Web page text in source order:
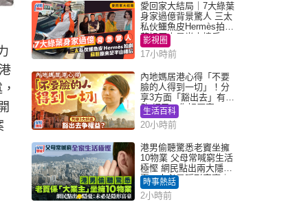
愛回家大結局｜7大綠葉
身家過億背景驚人 三太
私伙鱷魚皮Hermès拍劇
蘇姐原來是半山樓后
影視圈
17小時前
內地媽居港心得「不要
臉的人得到一切」！分
享3方面「豁出去」有著
數 網民：你好厲害
生活百科
20小時前
港男偷聽驚悉老竇坐擁
10物業 父母常喊窮生活
極慳 網民點出兩大隱
憂：未必是隱形富豪｜
Juicy叮
時事熱話
2小時前